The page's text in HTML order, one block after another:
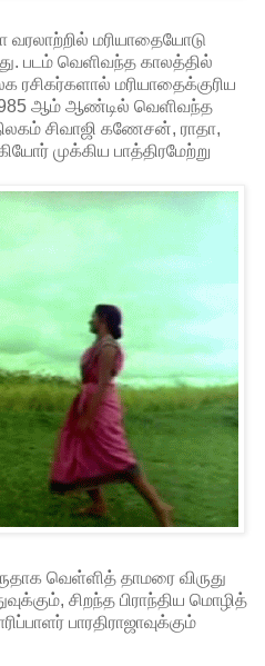
வரலாற்றில் மரியாதையோடு
படம் வெளிவந்த காலத்தில்
ரசிகர்களால் மரியாதைக்குரிய
ஆம் ஆண்டில் வெளிவந்த
சிவாஜி கணேசன், ராதா,
முக்கிய பாத்திரமேற்று
வெள்ளித் தாமரை விருது
சிறந்த பிராந்திய மொழித்
பாரதிராஜாவுக்கும்